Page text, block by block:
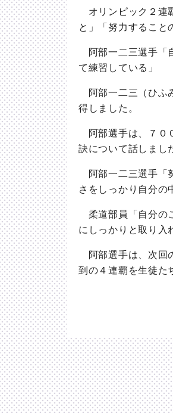
オリンピック２連
と」「努力すること
阿部一二三選手「
て練習している」
阿部一二三（ひふ
得しました。
阿部選手は、７０
訣について話しまし
阿部一二三選手「
さをしっかり自分の
柔道部員「自分の
にしっかりと取り入
阿部選手は、次回
到の４連覇を生徒た